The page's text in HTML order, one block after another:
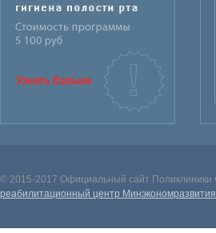
© 2015-2017 Официальный сайт Поликлиники
реабилитационный центр